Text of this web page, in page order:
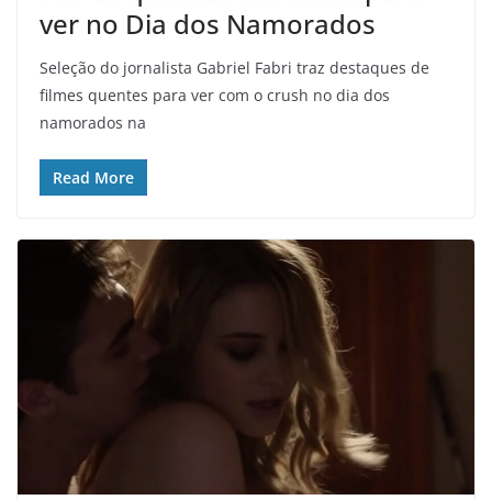
ver no Dia dos Namorados
Seleção do jornalista Gabriel Fabri traz destaques de
filmes quentes para ver com o crush no dia dos
namorados na
Read More